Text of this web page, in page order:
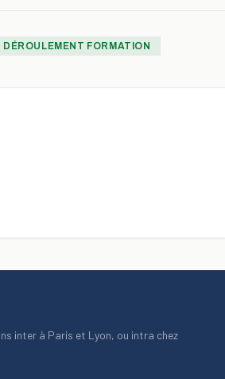
DÉROULEMENT FORMATION
inter à Paris et Lyon, ou intra chez